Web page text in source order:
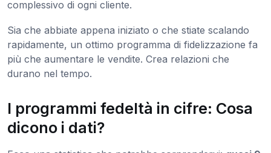
complessivo di ogni cliente.
Sia che abbiate appena iniziato o che stiate scalando
rapidamente, un ottimo programma di fidelizzazione fa
più che aumentare le vendite. Crea relazioni che
durano nel tempo.
I programmi fedeltà in cifre: Cosa
dicono i dati?